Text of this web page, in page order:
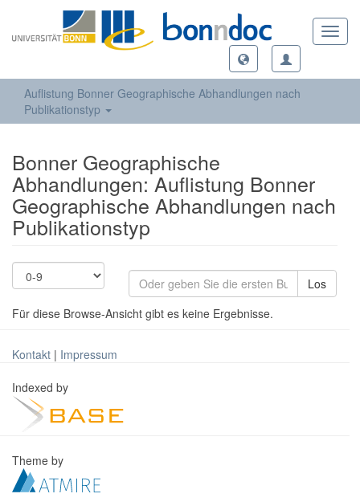
Auflistung Bonner Geographische Abhandlungen nach
Publikationstyp
Bonner Geographische
Abhandlungen: Auflistung Bonner
Geographische Abhandlungen nach
Publikationstyp
Los
Für diese Browse-Ansicht gibt es keine Ergebnisse.
Kontakt | Impressum
Indexed by
Theme by